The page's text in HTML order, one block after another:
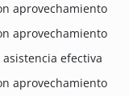
aprovechamiento
aprovechamiento
efectiva
aprovechamiento